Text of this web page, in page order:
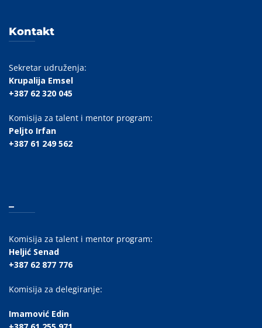
Kontakt
Sekretar udruženja:
Krupalija Emsel
+387 62 320 045
Komisija za talent i mentor program:
Peljto Irfan
+387 61 249 562
Komisija za talent i mentor program:
Heljić Senad
+387 62 877 776
Komisija za delegiranje:
Imamović Edin